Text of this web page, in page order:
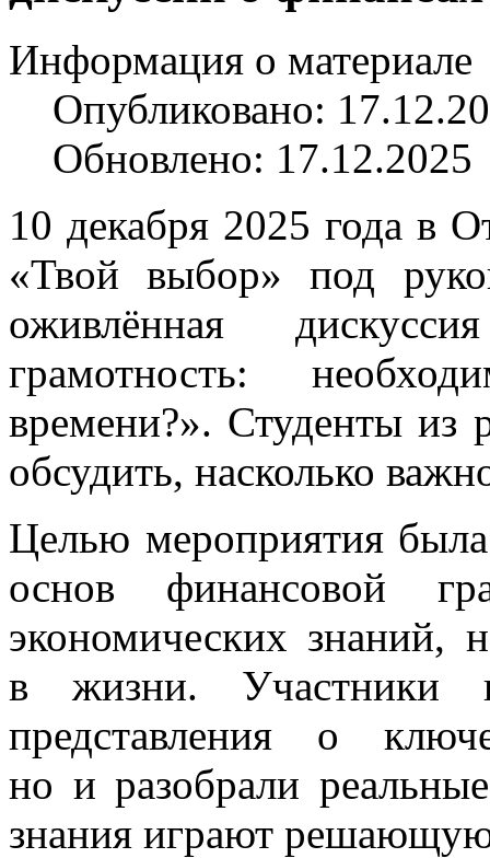
Информация о материале
Опубликовано:
Обновлено: 17.12.2025
10 декабря 2025 года в
«Твой выбор» под
оживлённая
грамотность:
времени?». Студенты из
обсудить, насколько
Целью мероприятия
основ финансовой
экономических знаний,
в жизни. Участники
представления о
но и разобрали
знания играют